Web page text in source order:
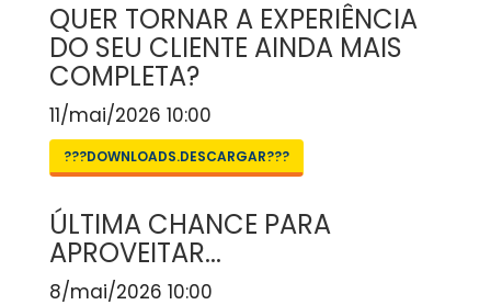
QUER TORNAR A EXPERIÊNCIA
DO SEU CLIENTE AINDA MAIS
COMPLETA?
11/mai/2026 10:00
???DOWNLOADS.DESCARGAR???
ÚLTIMA CHANCE PARA
APROVEITAR...
8/mai/2026 10:00